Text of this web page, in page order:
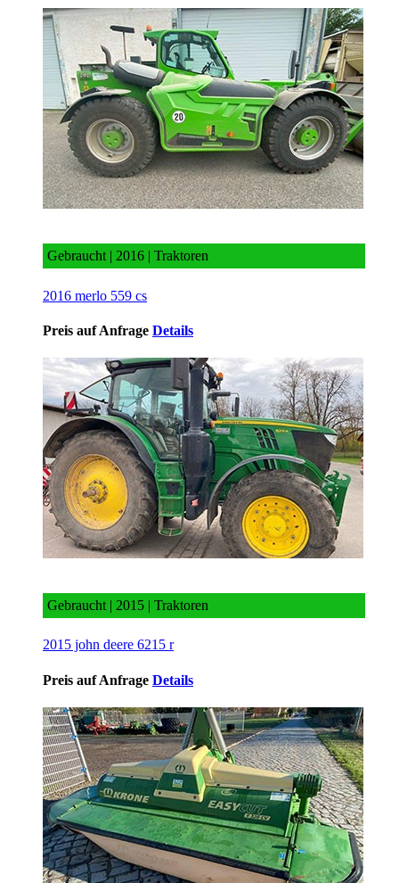
Gebraucht | 2016 | Traktoren
2016 merlo 559 cs
Preis auf Anfrage Details
Gebraucht | 2015 | Traktoren
2015 john deere 6215 r
Preis auf Anfrage Details